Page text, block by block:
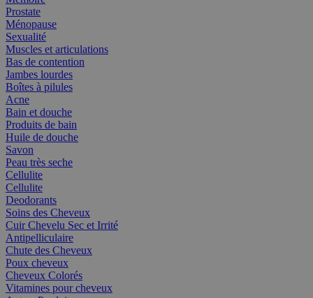
Prostate
Ménopause
Sexualité
Muscles et articulations
Bas de contention
Jambes lourdes
Boîtes à pilules
Acne
Bain et douche
Produits de bain
Huile de douche
Savon
Peau très seche
Cellulite
Cellulite
Deodorants
Soins des Cheveux
Cuir Chevelu Sec et Irrité
Antipelliculaire
Chute des Cheveux
Poux cheveux
Cheveux Colorés
Vitamines pour cheveux